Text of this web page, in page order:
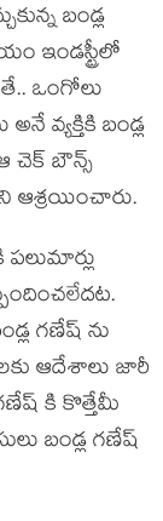
బండ్ల
ఇండస్ట్రీలో
ఒంగోలు
వ్యక్తికి బండ్ల
చెక్ బౌన్స్
ఆశ్రయించారు.
గణేష్ ను
ఆదేశాలు జారీ
కి కొత్తేమీ
బండ్ల గణేష్